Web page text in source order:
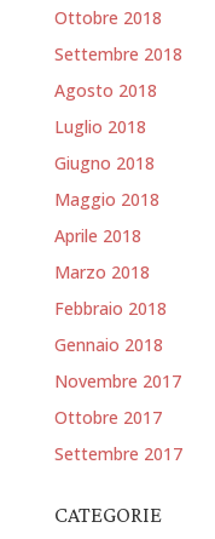
Ottobre 2018
Settembre 2018
Agosto 2018
Luglio 2018
Giugno 2018
Maggio 2018
Aprile 2018
Marzo 2018
Febbraio 2018
Gennaio 2018
Novembre 2017
Ottobre 2017
Settembre 2017
CATEGORIE